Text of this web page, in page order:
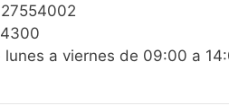
lunes a viernes de 09:00 a